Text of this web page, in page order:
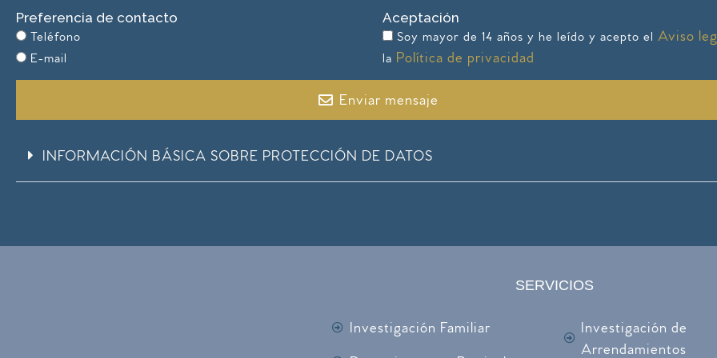
Preferencia de contacto
Teléfono
E-mail
Aceptación
Soy mayor de 14 años y he leído y acepto elAviso
la Política de privacidad
Enviar mensaje
INFORMACIÓN BÁSICA SOBRE PROTECCIÓN DE DATOS
SERVICIOS
Investigación Familiar
Investigación de
Arrendamientos